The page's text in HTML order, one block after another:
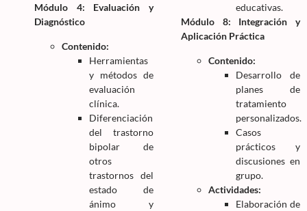
Módulo 4: Evaluación y
Diagnóstico
Contenido:
Herramientas
y métodos de
evaluación
clínica.
Diferenciación
del trastorno
bipolar de
otros
trastornos del
estado de
ánimo y
educativas.
Módulo 8: Integración y
Aplicación Práctica
Contenido:
Desarrollo de
planes de
tratamiento
personalizados.
Casos
prácticos y
discusiones en
grupo.
Actividades:
Elaboración de